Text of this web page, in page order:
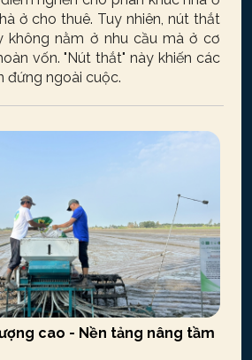
ở cho thuê. Tuy nhiên, nút thắt
không nằm ở nhu cầu mà ở cơ
vốn. "Nút thắt" này khiến các
đứng ngoài cuộc.
cao - Nền tảng nâng tầm